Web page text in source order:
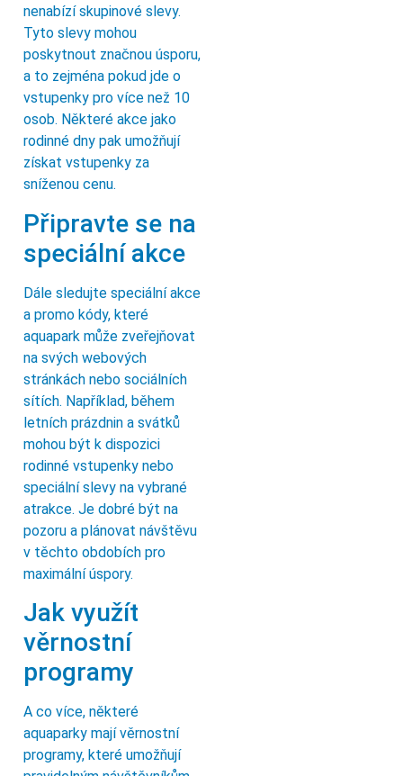
nenabízí skupinové slevy.
Tyto slevy mohou
poskytnout značnou úsporu,
a to zejména pokud jde o
vstupenky pro více než 10
osob. Některé akce jako
rodinné dny pak umožňují
získat vstupenky za
sníženou cenu.
Připravte se na
speciální akce
Dále sledujte speciální akce
a promo kódy, které
aquapark může zveřejňovat
na svých webových
stránkách nebo sociálních
sítích. Například, během
letních prázdnin a svátků
mohou být k dispozici
rodinné vstupenky nebo
speciální slevy na vybrané
atrakce. Je dobré být na
pozoru a plánovat návštěvu
v těchto obdobích pro
maximální úspory.
Jak využít
věrnostní
programy
A co více, některé
aquaparky mají věrnostní
programy, které umožňují